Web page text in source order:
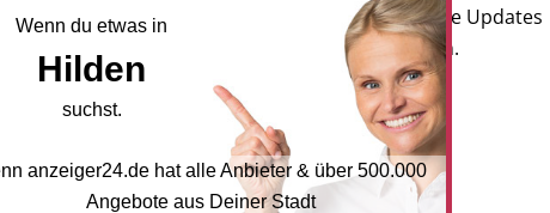
Newsletter an, um neueste Updates
und Angebote zu erhalten.
NEWSLETTER BESTELLEN
Mediadaten
Wenn du etwas in
Hilden
suchst.
anzeiger24.de hat alle Anbieter & über 500.000
Angebote aus Deiner Stadt